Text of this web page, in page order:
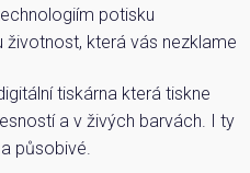
potisku
životnost, která vás nezklame
tiskárna která tiskne
a v živých barvách. I ty
působivé.